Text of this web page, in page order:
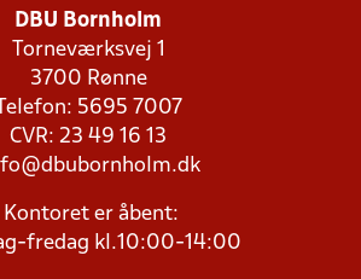
DBU Bornholm
Torneværksvej 1
3700 Rønne
Telefon: 5695 7007
CVR: 23 49 16 13
Kontoret er åbent:
fredag kl.10:00-14:00